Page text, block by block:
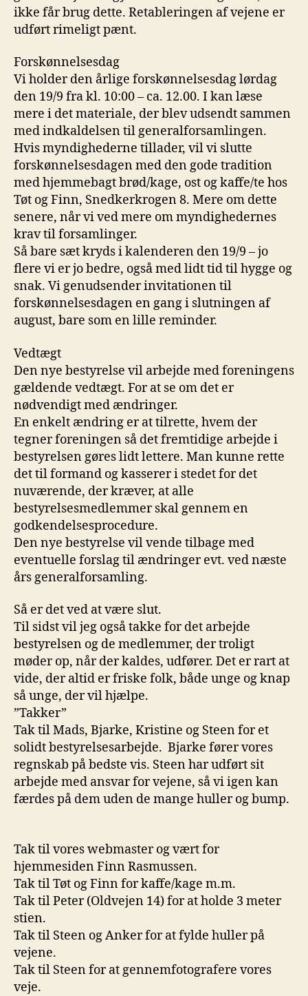
ikke får brug dette. Retableringen af vejene er
udført rimeligt pænt.
Forskønnelsesdag
Vi holder den årlige forskønnelsesdag lørdag
den 19/9 fra kl. 10:00 – ca. 12.00. I kan læse
mere i det materiale, der blev udsendt sammen
med indkaldelsen til generalforsamlingen.
Hvis myndighederne tillader, vil vi slutte
forskønnelsesdagen med den gode tradition
med hjemmebagt brød/kage, ost og kaffe/te hos
Tøt og Finn, Snedkerkrogen 8. Mere om dette
senere, når vi ved mere om myndighedernes
krav til forsamlinger.
Så bare sæt kryds i kalenderen den 19/9 – jo
flere vi er jo bedre, også med lidt tid til hygge og
snak. Vi genudsender invitationen til
forskønnelsesdagen en gang i slutningen af
august, bare som en lille reminder.
Vedtægt
Den nye bestyrelse vil arbejde med foreningens
gældende vedtægt. For at se om det er
nødvendigt med ændringer.
En enkelt ændring er at tilrette, hvem der
tegner foreningen så det fremtidige arbejde i
bestyrelsen gøres lidt lettere. Man kunne rette
det til formand og kasserer i stedet for det
nuværende, der kræver, at alle
bestyrelsesmedlemmer skal gennem en
godkendelsesprocedure.
Den nye bestyrelse vil vende tilbage med
eventuelle forslag til ændringer evt. ved næste
års generalforsamling.
Så er det ved at være slut.
Til sidst vil jeg også takke for det arbejde
bestyrelsen og de medlemmer, der troligt
møder op, når der kaldes, udfører. Det er rart at
vide, der altid er friske folk, både unge og knap
så unge, der vil hjælpe.
”Takker”
Tak til Mads, Bjarke, Kristine og Steen for et
solidt bestyrelsesarbejde. Bjarke fører vores
regnskab på bedste vis. Steen har udført sit
arbejde med ansvar for vejene, så vi igen kan
færdes på dem uden de mange huller og bump.
Tak til vores webmaster og vært for
hjemmesiden Finn Rasmussen.
Tak til Tøt og Finn for kaffe/kage m.m.
Tak til Peter (Oldvejen 14) for at holde 3 meter
stien.
Tak til Steen og Anker for at fylde huller på
vejene.
Tak til Steen for at gennemfotografere vores
veje.